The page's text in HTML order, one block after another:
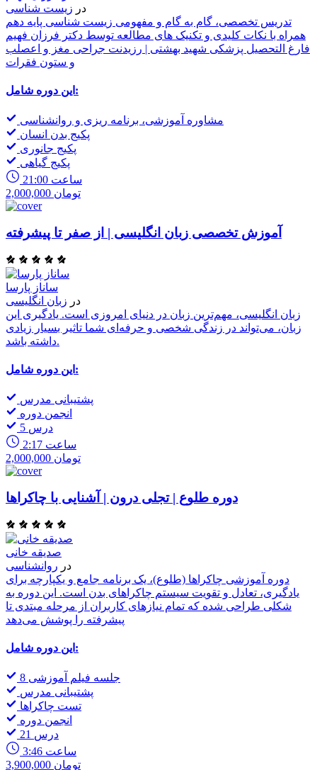
در زیست شناسی
تدریس تخصصی، گام به گام و مفهومی زیست شناسی پایه دهم
همراه با نکات کلیدی و تکنیک های مطالعه توسط دکتر فرزان فهیم
فارغ التحصیل پزشکی شهید بهشتی | رزیدنت جراحی مغز و اعصلب
و ستون فقرات
این دوره شامل:
مشاوره آموزشی، برنامه ریزی و روانشناسی
پکیج بدن انسان
پکیج جانوری
پکیج گیاهی
21:00 ساعت
2,000,000 تومان
آموزش تخصصی زبان انگلیسی | از صفر تا پیشرفته
ساناز پارسا
در زبان انگلیسی
زبان انگلیسی، مهم‌ترین زبان در دنیای امروزی است. یادگیری این
زبان، می‌تواند در زندگی شخصی و حرفه‌ای شما تاثیر بسیار زیادی
داشته باشد.
این دوره شامل:
پشتیبانی مدرس
انجمن دوره
5 درس
2:17 ساعت
2,000,000 تومان
دوره طلوع | تجلی درون | آشنایی با چاکراها
صدیقه خانی
در روانشناسی
دوره آموزشی چاکراها (طلوع)، یک برنامه جامع و یکپارچه برای
یادگیری، تعادل و تقویت سیستم چاکراهای بدن است. این دوره به
شکلی طراحی شده که تمام نیازهای کاربران از مرحله مبتدی تا
پیشرفته را پوشش می‌دهد
این دوره شامل:
8 جلسه فیلم آموزشی
پشتیبانی مدرس
تست چاکراها
انجمن دوره
21 درس
3:46 ساعت
3,900,000 تومان